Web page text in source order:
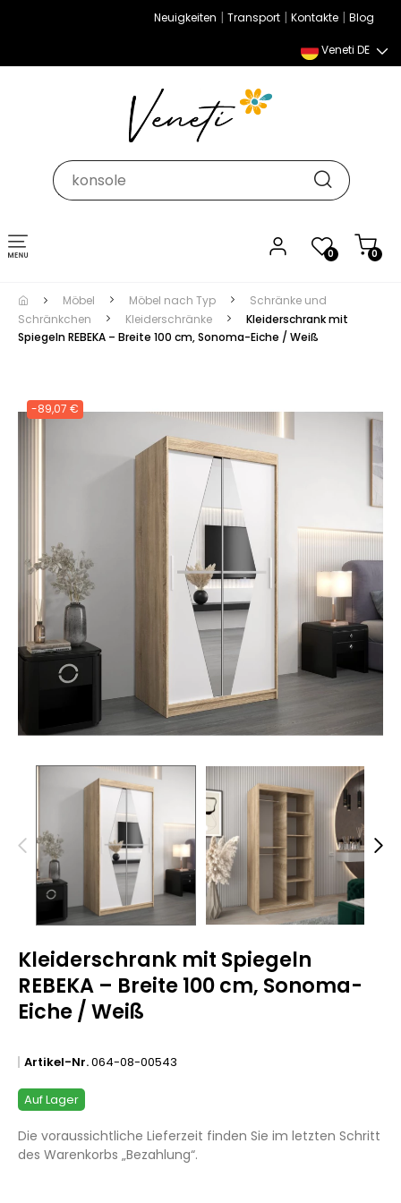
Neuigkeiten | Transport | Kontakte | Blog
Veneti DE
0 0
Umschalten
der
Navigation
Möbel Möbel nach Typ
Schränke und
Schränkchen
Kleiderschränke
Kleiderschrank mit
Spiegeln REBEKA – Breite 100 cm, Sonoma-Eiche / Weiß
-89,07 €
Kleiderschrank mit Spiegeln
REBEKA – Breite 100 cm, Sonoma-
Eiche / Weiß
Artikel-Nr.064-08-00543
Auf Lager
Die voraussichtliche Lieferzeit finden Sie im letzten Schritt
des Warenkorbs „Bezahlung“.